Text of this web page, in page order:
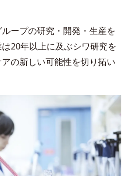
ープの研究・開発・生産を
20年以上に及ぶシワ研究を
の新しい可能性を切り拓い